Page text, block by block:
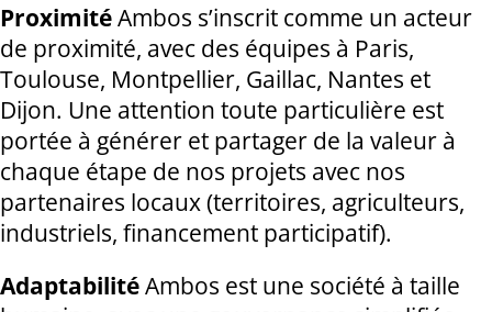
ProximitéAmbos s’inscrit comme un acteur
de proximité, avec des équipes à Paris,
Toulouse, Montpellier, Gaillac, Nantes et
Dijon. Une attention toute particulière est
portée à générer et partager de la valeur à
chaque étape de nos projets avec nos
partenaires locaux (territoires, agriculteurs,
industriels, financement participatif).
AdaptabilitéAmbos est une société à taille